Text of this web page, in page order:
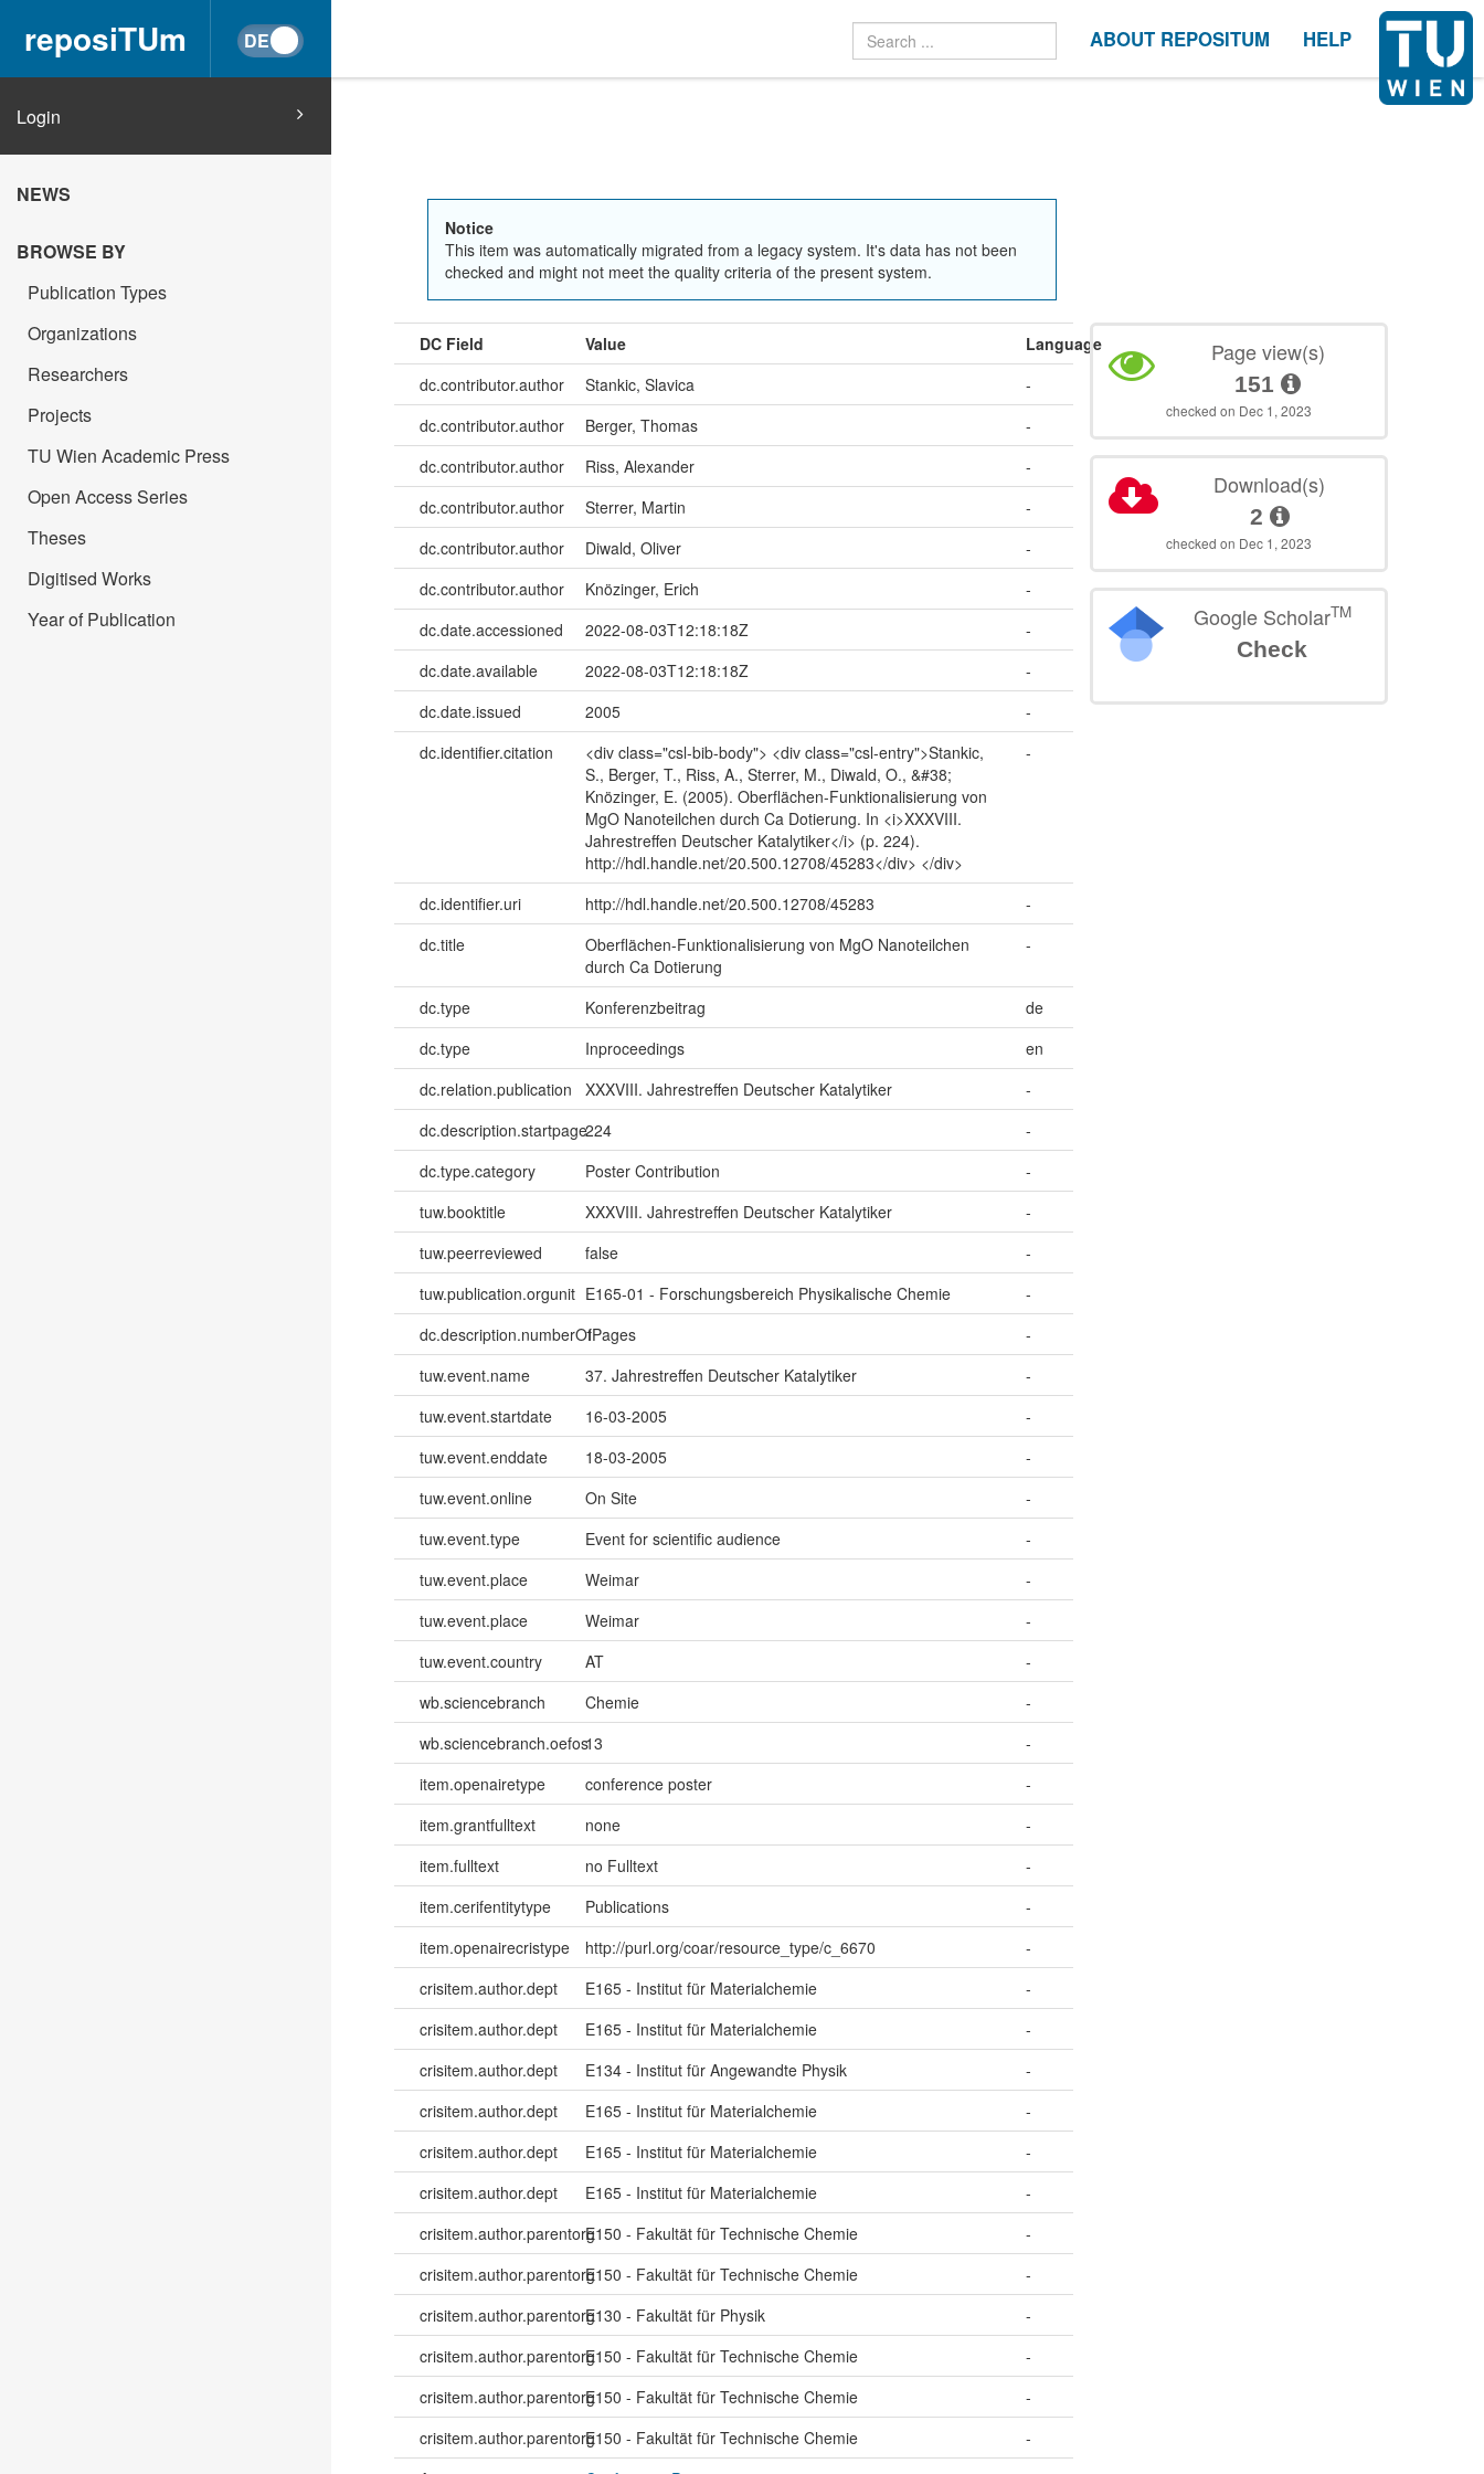
reposiTUm ABOUT REPOSITUM HELP
Login
NEWS
BROWSE BY
Publication Types
Organizations
Researchers
Projects
TU Wien Academic Press
Open Access Series
Theses
Digitised Works
Year of Publication
Notice
This item was automatically migrated from a legacy system. It's data has not been
checked and might not meet the quality criteria of the present system.
DC Field Value
Language
dc.contributor.author
Stankic, Slavica
-
dc.contributor.author
Berger, Thomas
-
dc.contributor.author
Riss, Alexander
-
dc.contributor.author
Sterrer, Martin
-
dc.contributor.author
Diwald, Oliver
-
dc.contributor.author
Knözinger, Erich
-
dc.date.accessioned
2022-08-03T12:18:18Z
-
dc.date.available
2022-08-03T12:18:18Z
-
dc.date.issued
2005
-
dc.identifier.citation
<div class="csl-bib-body"> <div class="csl-entry">Stankic,
S., Berger, T., Riss, A., Sterrer, M., Diwald, O., &#38;
Knözinger, E. (2005). Oberflächen-Funktionalisierung von
MgO Nanoteilchen durch Ca Dotierung. In <i>XXXVIII.
Jahrestreffen Deutscher Katalytiker</i> (p. 224).
http://hdl.handle.net/20.500.12708/45283</div> </div>
-
dc.identifier.uri http://hdl.handle.net/20.500.12708/45283
-
dc.title
Oberflächen-Funktionalisierung von MgO Nanoteilchen
durch Ca Dotierung
-
dc.type Konferenzbeitrag
de
dc.type
Inproceedings
en
dc.relation.publication
XXXVIII. Jahrestreffen Deutscher Katalytiker
-
dc.description.startpage224
-
dc.type.category
Poster Contribution
-
tuw.booktitle
XXXVIII. Jahrestreffen Deutscher Katalytiker
-
tuw.peerreviewed
false
-
tuw.publication.orgunit E165-01 - Forschungsbereich Physikalische Chemie
-
dc.description.numberOfPages
1
-
tuw.event.name
37. Jahrestreffen Deutscher Katalytiker
-
tuw.event.startdate
16-03-2005
-
tuw.event.enddate
18-03-2005
-
tuw.event.online
On Site
-
tuw.event.type
Event for scientific audience
-
tuw.event.place
Weimar
-
tuw.event.place
Weimar
-
tuw.event.country
AT
-
wb.sciencebranch
Chemie
-
wb.sciencebranch.oefos13
-
item.openairetype
conference poster
-
item.grantfulltext
none
-
item.fulltext
no Fulltext
-
item.cerifentitytype
Publications
-
item.openairecristype
http://purl.org/coar/resource_type/c_6670
-
crisitem.author.dept
E165 - Institut für Materialchemie
-
crisitem.author.dept
E165 - Institut für Materialchemie
-
crisitem.author.dept
E134 - Institut für Angewandte Physik
-
crisitem.author.dept
E165 - Institut für Materialchemie
-
crisitem.author.dept
E165 - Institut für Materialchemie
-
crisitem.author.dept
E165 - Institut für Materialchemie
-
crisitem.author.parentorgE150 - Fakultät für Technische Chemie
-
crisitem.author.parentorgE150 - Fakultät für Technische Chemie
-
crisitem.author.parentorgE130 - Fakultät für Physik
-
crisitem.author.parentorgE150 - Fakultät für Technische Chemie
-
crisitem.author.parentorgE150 - Fakultät für Technische Chemie
-
crisitem.author.parentorgE150 - Fakultät für Technische Chemie
-
Page view(s)
151
checked on Dec 1, 2023
Download(s)
2
checked on Dec 1, 2023
Google ScholarTM
Check